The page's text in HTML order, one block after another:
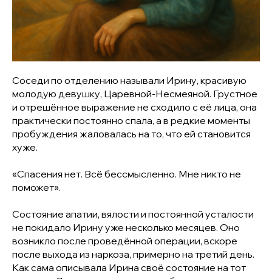
Соседи по отделению называли Ирину, красивую
молодую девушку, Царевной-Несмеяной. Грустное
и отрешённое выражение не сходило с её лица, она
практически постоянно спала, а в редкие моменты
пробуждения жаловалась на то, что ей становится
хуже.
«Спасения нет. Всё бессмысленно. Мне никто не
поможет».
Состояние апатии, вялости и постоянной усталости
не покидало Ирину уже несколько месяцев. Оно
возникло после проведённой операции, вскоре
после выхода из наркоза, примерно на третий день.
Как сама описывала Ирина своё состояние на тот